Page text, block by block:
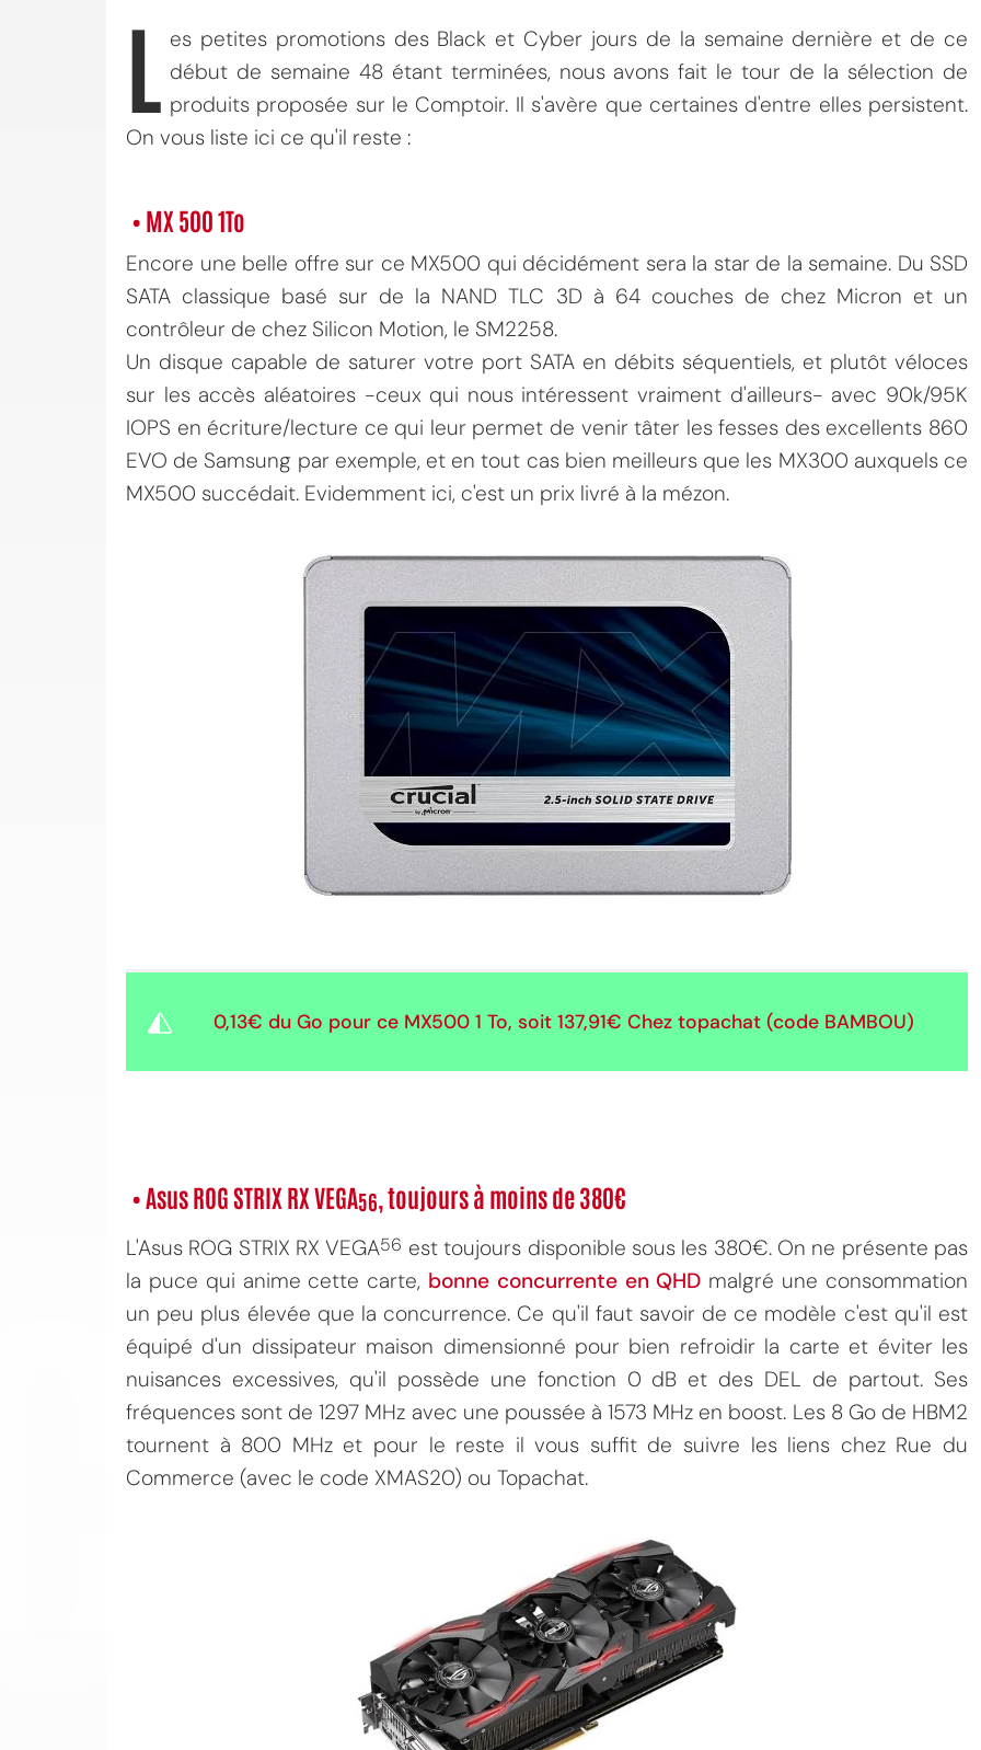
L
es petites promotions des Black et Cyber jours de la semaine dernière et de ce
début de semaine 48 étant terminées, nous avons fait le tour de la sélection de
produits proposée sur le Comptoir. Il s'avère que certaines d'entre elles persistent.
On vous liste ici ce qu'il reste :
• MX 500 1To
Encore une belle offre sur ce MX500 qui décidément sera la star de la semaine. Du SSD
SATA classique basé sur de la NAND TLC 3D à 64 couches de chez Micron et un
contrôleur de chez Silicon Motion, le SM2258.
Un disque capable de saturer votre port SATA en débits séquentiels, et plutôt véloces
sur les accès aléatoires -ceux qui nous intéressent vraiment d'ailleurs- avec 90k/95K
IOPS en écriture/lecture ce qui leur permet de venir tâter les fesses des excellents 860
EVO de Samsung par exemple, et en tout cas bien meilleurs que les MX300 auxquels ce
MX500 succédait. Evidemment ici, c'est un prix livré à la mézon.
0,13€ du Go pour ce MX500 1 To, soit 137,91€ Chez topachat (code BAMBOU)
• Asus ROG STRIX RX VEGA56 , toujours à moins de 380€
L'Asus ROG STRIX RX VEGA56 est toujours disponible sous les 380€. On ne présente pas
la puce qui anime cette carte, bonne concurrente en QHD malgré une consommation
un peu plus élevée que la concurrence. Ce qu'il faut savoir de ce modèle c'est qu'il est
équipé d'un dissipateur maison dimensionné pour bien refroidir la carte et éviter les
nuisances excessives, qu'il possède une fonction 0 dB et des DEL de partout. Ses
fréquences sont de 1297 MHz avec une poussée à 1573 MHz en boost. Les 8 Go de HBM2
tournent à 800 MHz et pour le reste il vous suffit de suivre les liens chez Rue du
Commerce (avec le code XMAS20) ou Topachat.